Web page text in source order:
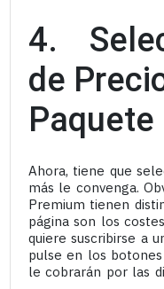
4.
de
Paquete
Ahora, tiene que
más le convenga.
Premium tienen
página son los
quiere suscribirse a
pulse en los
le cobrarán por las